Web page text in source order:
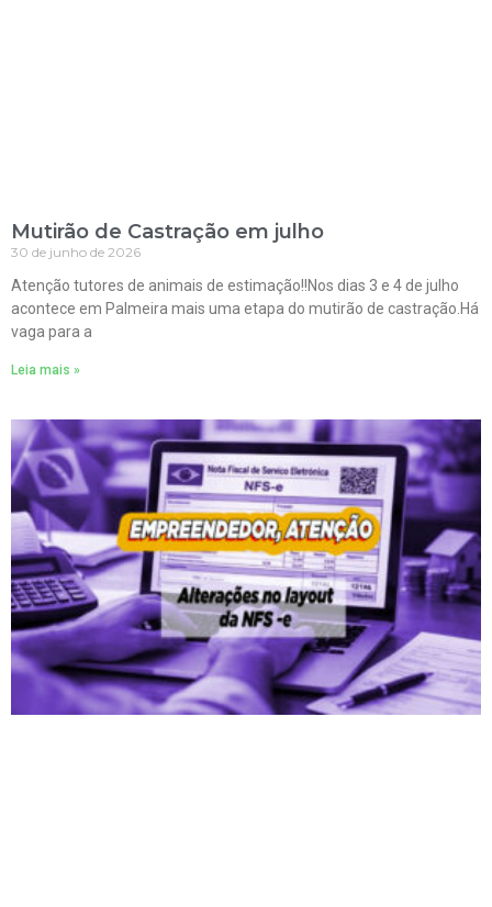
Mutirão de Castração em julho
30 de junho de 2026
Atenção tutores de animais de estimação!!Nos dias 3 e 4 de julho
acontece em Palmeira mais uma etapa do mutirão de castração.Há
vaga para a
Leia mais »